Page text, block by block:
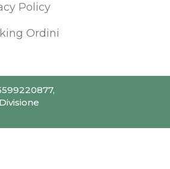
Policy
Ordini